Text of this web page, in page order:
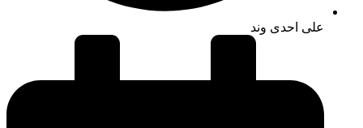
علی احدی وند